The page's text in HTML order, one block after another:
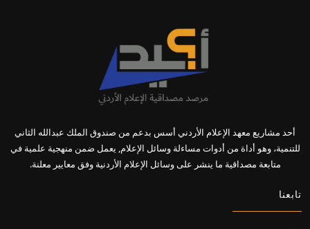
أحد مشاريع معهد الإعلام الأردني أسس بدعم من صندوق الملك عبدالله الثاني
للتنمية، وهو أداة من أدوات مساءلة وسائل الإعلام, يعمل ضمن منهجية علمية في
متابعة مصداقية ما ينشر على وسائل الإعلام الأردنية وفق معايير معلنة.
تابعنا